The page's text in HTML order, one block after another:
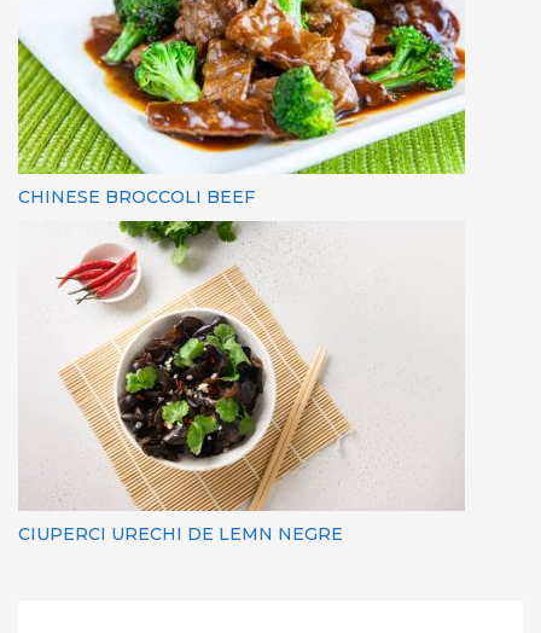
CHINESE BROCCOLI BEEF
CIUPERCI URECHI DE LEMN NEGRE